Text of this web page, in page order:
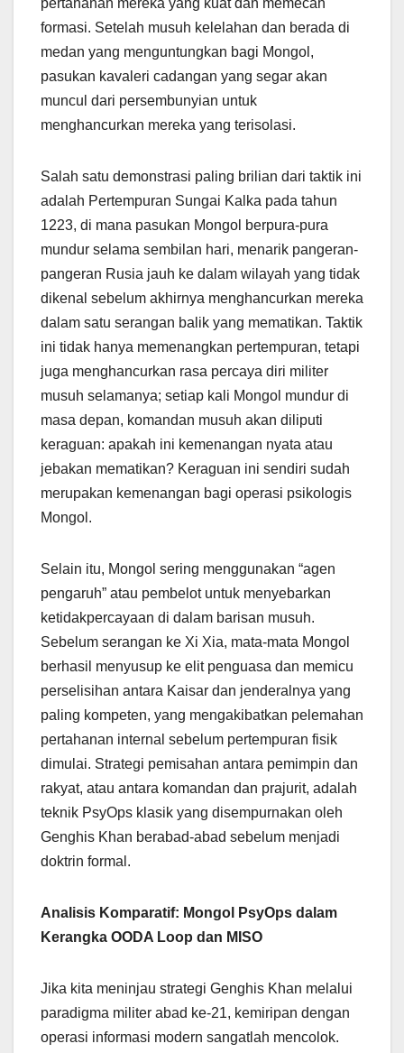
pertahanan mereka yang kuat dan memecah
formasi. Setelah musuh kelelahan dan berada di
medan yang menguntungkan bagi Mongol,
pasukan kavaleri cadangan yang segar akan
muncul dari persembunyian untuk
menghancurkan mereka yang terisolasi.
Salah satu demonstrasi paling brilian dari taktik ini
adalah Pertempuran Sungai Kalka pada tahun
1223, di mana pasukan Mongol berpura-pura
mundur selama sembilan hari, menarik pangeran-
pangeran Rusia jauh ke dalam wilayah yang tidak
dikenal sebelum akhirnya menghancurkan mereka
dalam satu serangan balik yang mematikan. Taktik
ini tidak hanya memenangkan pertempuran, tetapi
juga menghancurkan rasa percaya diri militer
musuh selamanya; setiap kali Mongol mundur di
masa depan, komandan musuh akan diliputi
keraguan: apakah ini kemenangan nyata atau
jebakan mematikan? Keraguan ini sendiri sudah
merupakan kemenangan bagi operasi psikologis
Mongol.
Selain itu, Mongol sering menggunakan “agen
pengaruh” atau pembelot untuk menyebarkan
ketidakpercayaan di dalam barisan musuh.
Sebelum serangan ke Xi Xia, mata-mata Mongol
berhasil menyusup ke elit penguasa dan memicu
perselisihan antara Kaisar dan jenderalnya yang
paling kompeten, yang mengakibatkan pelemahan
pertahanan internal sebelum pertempuran fisik
dimulai. Strategi pemisahan antara pemimpin dan
rakyat, atau antara komandan dan prajurit, adalah
teknik PsyOps klasik yang disempurnakan oleh
Genghis Khan berabad-abad sebelum menjadi
doktrin formal.
Analisis Komparatif: Mongol PsyOps dalam
Kerangka OODA Loop dan MISO
Jika kita meninjau strategi Genghis Khan melalui
paradigma militer abad ke-21, kemiripan dengan
operasi informasi modern sangatlah mencolok.